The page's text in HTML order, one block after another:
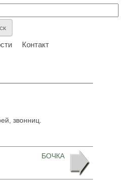
Контакт
звонниц.
БОЧКА